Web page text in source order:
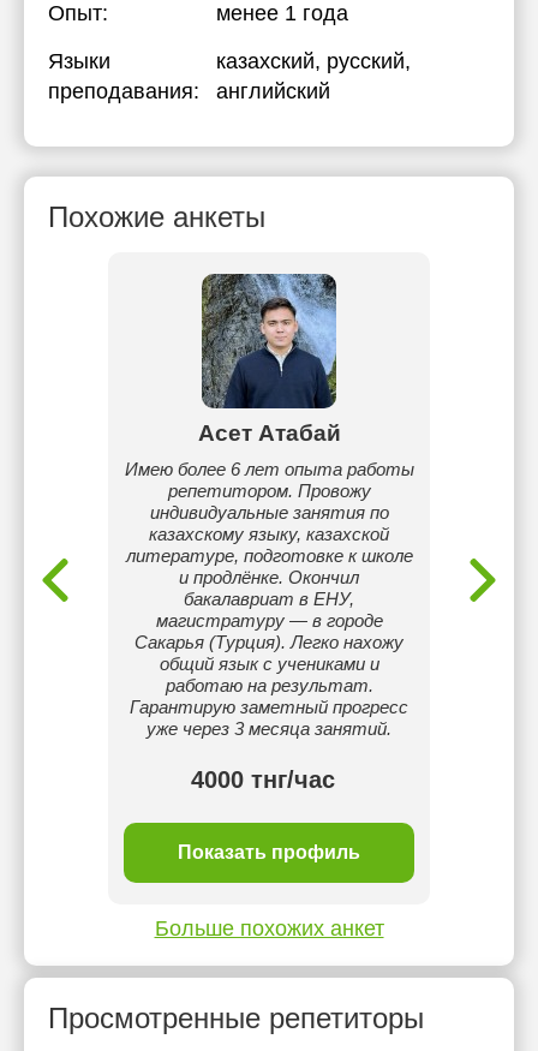
Опыт:
менее 1 года
Языки
преподавания:
казахский, русский,
английский
Похожие анкеты
Асет Атабай
Имею более 6 лет опыта работы
репетитором. Провожу
индивидуальные занятия по
казахскому языку, казахской
литературе, подготовке к школе
и продлёнке. Окончил
бакалавриат в ЕНУ,
магистратуру — в городе
Сакарья (Турция). Легко нахожу
общий язык с учениками и
работаю на результат.
Гарантирую заметный прогресс
уже через 3 месяца занятий.
4000 тнг/час
Показать профиль
Больше похожих анкет
Просмотренные репетиторы